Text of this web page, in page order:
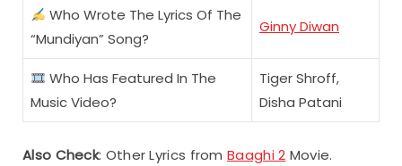
Who Wrote The Lyrics Of The
“Mundiyan” Song?
Ginny Diwan
Who Has Featured In The
Music Video?
Tiger Shroff,
Disha Patani
Also Check: Other Lyrics fromBaaghi 2 Movie.